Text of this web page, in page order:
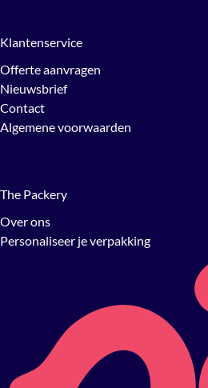
Klantenservice
Offerte aanvragen
Nieuwsbrief
Contact
Algemene voorwaarden
The Packery
Over ons
Personaliseer je verpakking